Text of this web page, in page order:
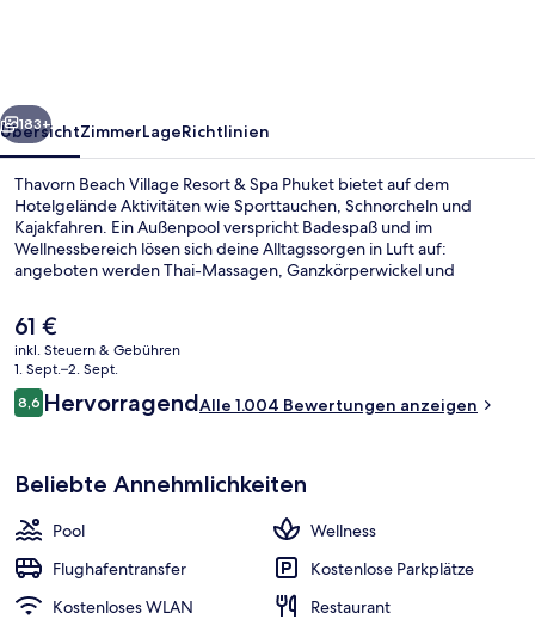
Phuket
Weiter
183+
ÜbersichtZimmerLageRichtlinien
Thavorn Beach Village Resort & Spa Phuket bietet auf dem
Hotelgelände Aktivitäten wie Sporttauchen, Schnorcheln und
Kajakfahren. Ein Außenpool verspricht Badespaß und im
Wellnessbereich lösen sich deine Alltagssorgen in Luft auf:
angeboten werden Thai-Massagen, Ganzkörperwickel und
Happen essen möchtest. Für kühle Getränke dagegen bist du in der
Bar/Lounge an der richtigen Adresse. Dieses Resort im luxuriösen
Stil bietet als weitere Highlights eine Poolbar, einen Fitnessbereich
sowie eine Sauna. Andere Reisende haben viel Gutes über das
hilfsbereite Personal zu berichten.
Der
aktuelle
Preis
beträgt
61 €.
61 €
inkl. Steuern & Gebühren
1. Sept.–2. Sept.
Bewertungen
8,68,6 von 10.
HervorragendAlle 1.004 Bewertungen anzeigen
Beliebte Annehmlichkeiten
Pool
Wellness
Flughafentransfer
Kostenlose Parkplätze
Kostenloses WLAN
Restaurant